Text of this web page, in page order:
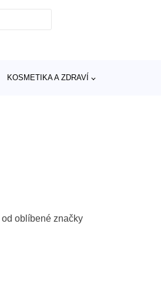
KOSMETIKA A ZDRAVÍ
od oblíbené značky